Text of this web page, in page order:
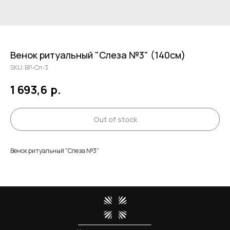
Венок ритуальный "Слеза №3" (140см)
SKU: ВР-Сл-3
1 693,6 р.
Out of stock
Венок ритуальный "Слеза №3"